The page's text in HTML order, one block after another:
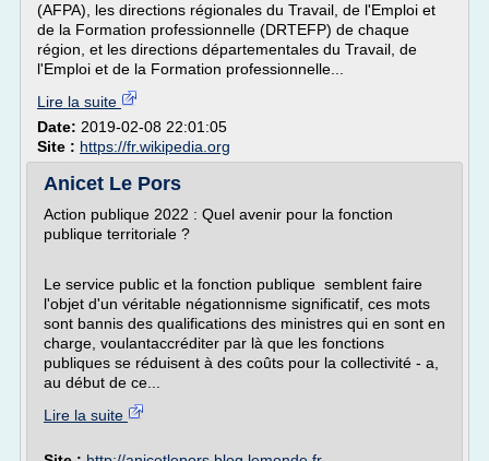
(AFPA), les directions régionales du Travail, de l'Emploi et
de la Formation professionnelle (DRTEFP) de chaque
région, et les directions départementales du Travail, de
l'Emploi et de la Formation professionnelle...
Lire la suite
Date: 2019-02-08 22:01:05
Site : https://fr.wikipedia.org
Anicet Le Pors
Action publique 2022 : Quel avenir pour la fonction
publique territoriale ?
Le service public et la fonction publique semblent faire
l'objet d'un véritable négationnisme significatif, ces mots
sont bannis des qualifications des ministres qui en sont en
charge, voulantaccréditer par là que les fonctions
publiques se réduisent à des coûts pour la collectivité - a,
au début de ce...
Lire la suite